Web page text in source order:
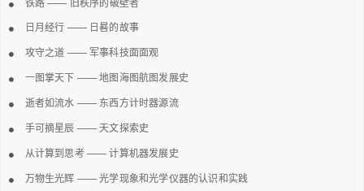
铁路 —— 旧秩序的破壁者
日月经行 —— 日晷的故事
攻守之道 —— 军事科技面面观
一图掌天下 —— 地图海图航图发展史
逝者如流水 —— 东西方计时器源流
手可摘星辰 —— 天文探索史
从计算到思考 —— 计算机器发展史
万物生光辉 —— 光学现象和光学仪器的认识和实践